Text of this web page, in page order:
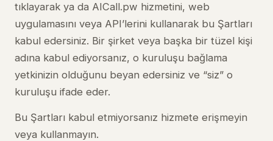
tıklayarak ya da AICall.pw hizmetini, web
uygulamasını veya API’lerini kullanarak bu Şartları
kabul edersiniz. Bir şirket veya başka bir tüzel kişi
adına kabul ediyorsanız, o kuruluşu bağlama
yetkinizin olduğunu beyan edersiniz ve “siz” o
kuruluşu ifade eder.
Bu Şartları kabul etmiyorsanız hizmete erişmeyin
veya kullanmayın.